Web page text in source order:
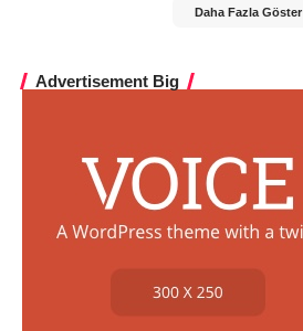
Daha Fazla Göster
Advertisement Big